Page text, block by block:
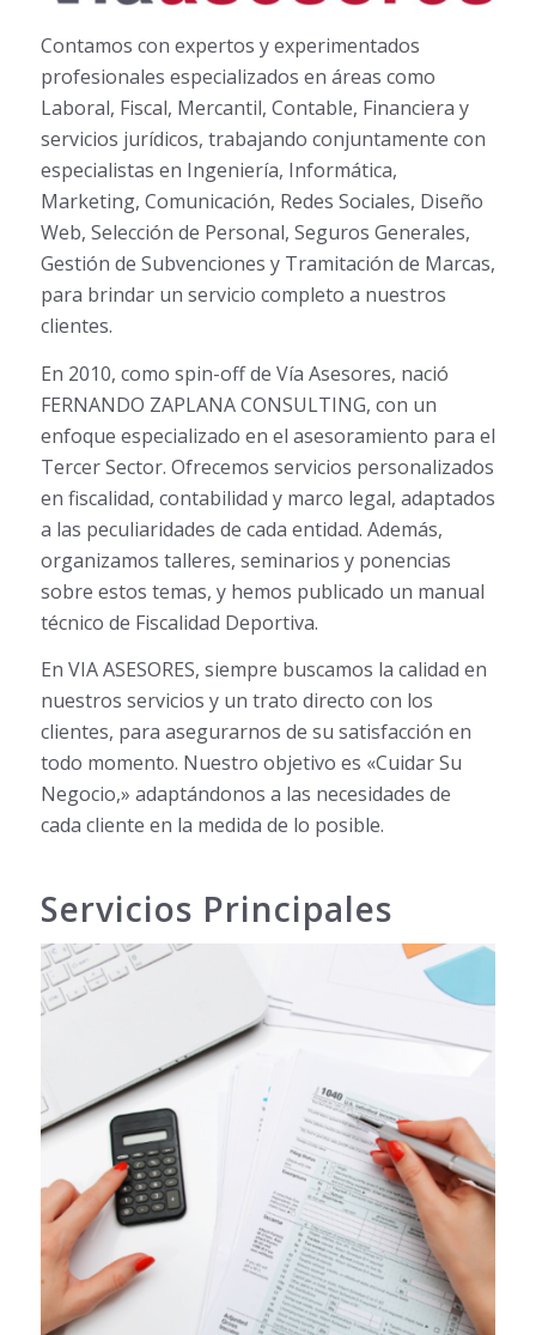
Contamos con expertos y experimentados
profesionales especializados en áreas como
Laboral, Fiscal, Mercantil, Contable, Financiera y
servicios jurídicos, trabajando conjuntamente con
especialistas en Ingeniería, Informática,
Marketing, Comunicación, Redes Sociales, Diseño
Web, Selección de Personal, Seguros Generales,
Gestión de Subvenciones y Tramitación de Marcas,
para brindar un servicio completo a nuestros
clientes.
En 2010, como spin-off de Vía Asesores, nació
FERNANDO ZAPLANA CONSULTING, con un
enfoque especializado en el asesoramiento para el
Tercer Sector. Ofrecemos servicios personalizados
en fiscalidad, contabilidad y marco legal, adaptados
a las peculiaridades de cada entidad. Además,
organizamos talleres, seminarios y ponencias
sobre estos temas, y hemos publicado un manual
técnico de Fiscalidad Deportiva.
En VIA ASESORES, siempre buscamos la calidad en
nuestros servicios y un trato directo con los
clientes, para asegurarnos de su satisfacción en
todo momento. Nuestro objetivo es «Cuidar Su
Negocio,» adaptándonos a las necesidades de
cada cliente en la medida de lo posible.
Servicios Principales